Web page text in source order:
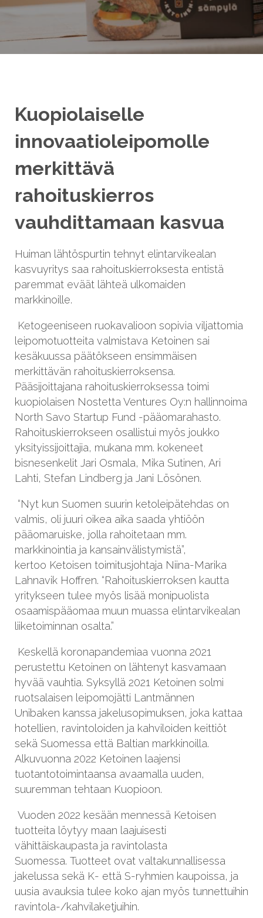
Ota yhteyttä
Kuopiolaiselle
innovaatioleipomolle
merkittävä
rahoituskierros
vauhdittamaan kasvua
Huiman lähtöspurtin tehnyt elintarvikealan
kasvuyritys saa rahoituskierroksesta entistä
paremmat eväät lähteä ulkomaiden
markkinoille.
Ketogeeniseen ruokavalioon sopivia viljattomia
leipomotuotteita valmistava Ketoinen sai
kesäkuussa päätökseen ensimmäisen
merkittävän rahoituskierroksensa.
Pääsijoittajana rahoituskierroksessa toimi
kuopiolaisen Nostetta Ventures Oy:n hallinnoima
North Savo Startup Fund -pääomarahasto.
Rahoituskierrokseen osallistui myös joukko
yksityissijoittajia, mukana mm. kokeneet
bisnesenkelit Jari Osmala, Mika Sutinen, Ari
Lahti, Stefan Lindberg ja Jani Lösönen.
“Nyt kun Suomen suurin ketoleipätehdas on
valmis, oli juuri oikea aika saada yhtiöön
pääomaruiske, jolla rahoitetaan mm.
markkinointia ja kansainvälistymistä”,
kertoo Ketoisen toimitusjohtaja Niina-Marika
Lahnavik Hoffren. “Rahoituskierroksen kautta
yritykseen tulee myös lisää monipuolista
osaamispääomaa muun muassa elintarvikealan
liiketoiminnan osalta.”
Keskellä koronapandemiaa vuonna 2021
perustettu Ketoinen on lähtenyt kasvamaan
hyvää vauhtia. Syksyllä 2021 Ketoinen solmi
ruotsalaisen leipomojätti Lantmännen
Unibaken kanssa jakelusopimuksen, joka kattaa
hotellien, ravintoloiden ja kahviloiden keittiöt
sekä Suomessa että Baltian markkinoilla.
Alkuvuonna 2022 Ketoinen laajensi
tuotantotoimintaansa avaamalla uuden,
suuremman tehtaan Kuopioon.
Vuoden 2022 kesään mennessä Ketoisen
tuotteita löytyy maan laajuisesti
vähittäiskaupasta ja ravintolasta
Suomessa. Tuotteet ovat valtakunnallisessa
jakelussa sekä K- että S-ryhmien kaupoissa, ja
uusia avauksia tulee koko ajan myös tunnettuihin
ravintola-/kahvilaketjuihin.